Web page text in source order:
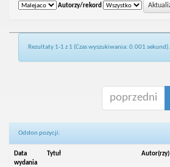
Autorzy/rekord
Rezultaty 1-1 z 1 (Czas wyszukiwania: 0.001 sekund).
poprzedni
Odsłon pozycji:
Data
wydania
Tytuł Autor(rzy)